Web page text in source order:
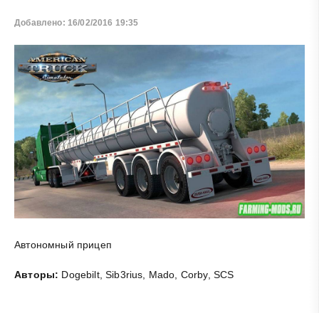
Добавлено: 16/02/2016 19:35
Автономный прицеп
Авторы: Dogebilt, Sib3rius, Mado, Corby, SCS